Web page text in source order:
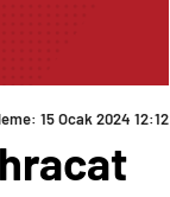
15 Ocak 2024 12:12